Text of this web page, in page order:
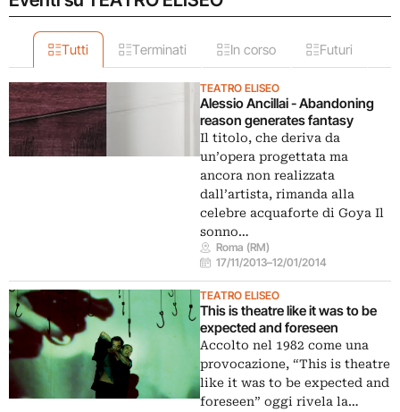
Tutti Terminati In corso Futuri
TEATRO ELISEO
Alessio Ancillai - Abandoning
reason generates fantasy
Il titolo, che deriva da
un’opera progettata ma
ancora non realizzata
dall’artista, rimanda alla
celebre acquaforte di Goya Il
sonno…
Roma (RM)
17/11/2013–12/01/2014
TEATRO ELISEO
This is theatre like it was to be
expected and foreseen
Accolto nel 1982 come una
provocazione, “This is theatre
like it was to be expected and
foreseen” oggi rivela la…